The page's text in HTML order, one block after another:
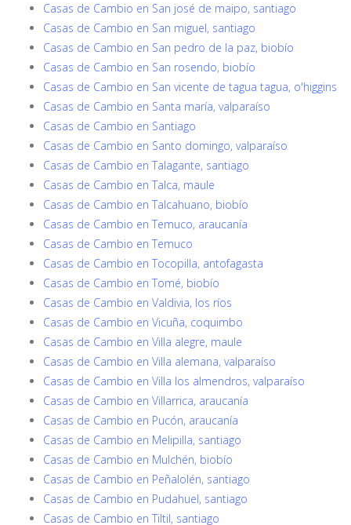
Casas de Cambio en San josé de maipo, santiago
Casas de Cambio en San miguel, santiago
Casas de Cambio en San pedro de la paz, biobío
Casas de Cambio en San rosendo, biobío
Casas de Cambio en San vicente de tagua tagua, o'higgins
Casas de Cambio en Santa maría, valparaíso
Casas de Cambio en Santiago
Casas de Cambio en Santo domingo, valparaíso
Casas de Cambio en Talagante, santiago
Casas de Cambio en Talca, maule
Casas de Cambio en Talcahuano, biobío
Casas de Cambio en Temuco, araucanía
Casas de Cambio en Temuco
Casas de Cambio en Tocopilla, antofagasta
Casas de Cambio en Tomé, biobío
Casas de Cambio en Valdivia, los ríos
Casas de Cambio en Vicuña, coquimbo
Casas de Cambio en Villa alegre, maule
Casas de Cambio en Villa alemana, valparaíso
Casas de Cambio en Villa los almendros, valparaíso
Casas de Cambio en Villarrica, araucanía
Casas de Cambio en Pucón, araucanía
Casas de Cambio en Melipilla, santiago
Casas de Cambio en Mulchén, biobío
Casas de Cambio en Peñalolén, santiago
Casas de Cambio en Pudahuel, santiago
Casas de Cambio en Tiltil, santiago